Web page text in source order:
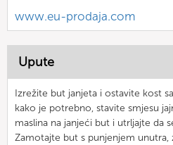
www.eu-prodaja.com
Upute
Izrežite but janjeta i ostavite kost
kako je potrebno, stavite smjesu
maslina na janjeći but i utrljajte da
Zamotajte but s punjenjem unutra,